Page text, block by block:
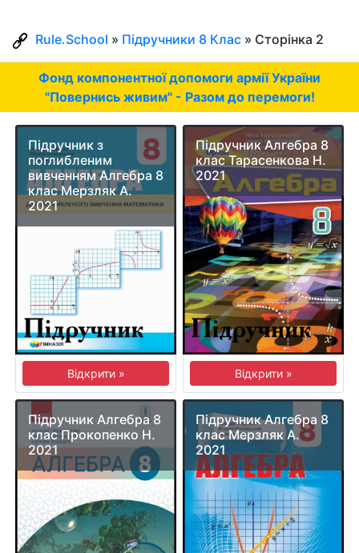
Rule.School » Підручники 8 Клас » Сторінка 2
Фонд компонентної допомоги армії України
"Повернись живим" - Разом до перемоги!
Підручник з
поглибленим
вивченням Алгебра 8
клас Мерзляк А.
2021
Відкрити »
Підручник Алгебра 8
клас Тарасенкова Н.
2021
Відкрити »
Підручник Алгебра 8
клас Прокопенко Н.
2021
Підручник Алгебра 8
клас Мерзляк А.
2021